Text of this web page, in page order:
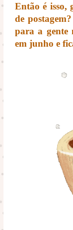
Então é isso,
de
para a gente
em junho e